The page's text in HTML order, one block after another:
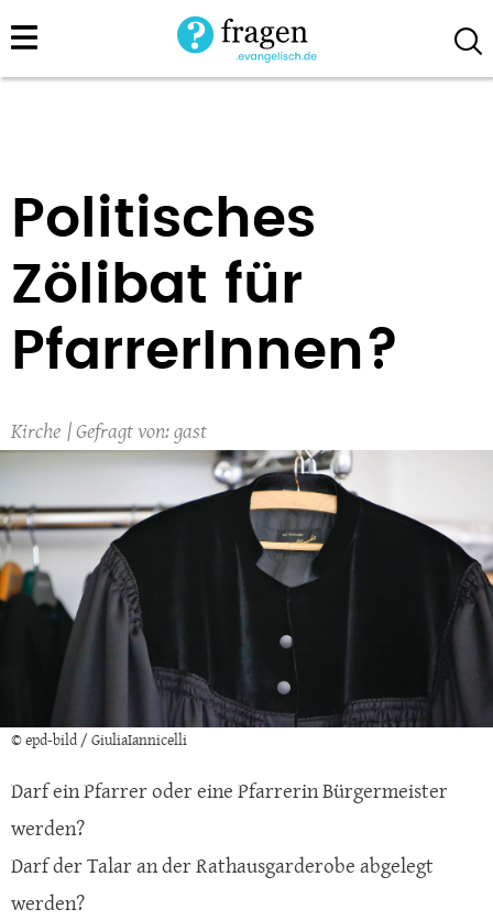
Direkt
zum
Politisches
Zölibat für
PfarrerInnen?
Kirche gast
© epd-bild / GiuliaIannicelli
Darf ein Pfarrer oder eine Pfarrerin Bürgermeister
werden?
Darf der Talar an der Rathausgarderobe abgelegt
werden?